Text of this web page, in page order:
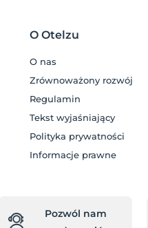
O Otelzu
O nas
Zrównoważony rozwój
Regulamin
Tekst wyjaśniający
Polityka prywatności
Informacje prawne
Pozwól nam